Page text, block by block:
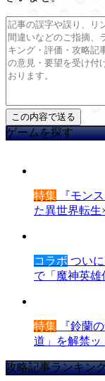
ゲームを探す
特集 『モン
た異世界転生
コラボ つい
で「魔神英雄
特集 『鈴蘭
道」を解禁ッ
攻略記事ランキン